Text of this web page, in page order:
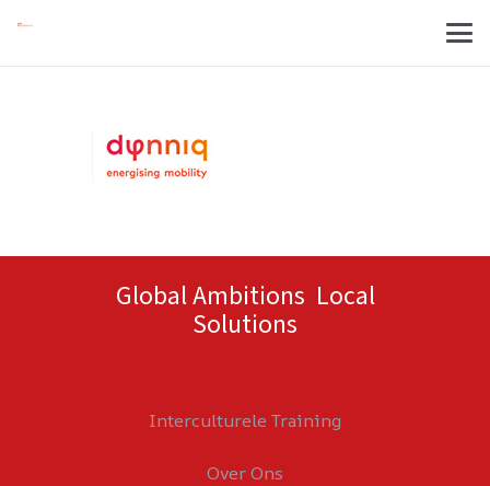
Global Ambitions Local
Solutions
Interculturele Training
Over Ons